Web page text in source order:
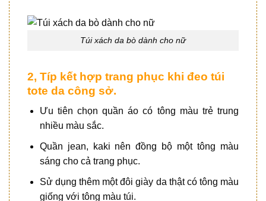
Túi xách da bò dành cho nữ
2, Típ kết hợp trang phục khi đeo túi
tote da công sở.
Ưu tiên chọn quần áo có tông màu trẻ trung
nhiều màu sắc.
Quần jean, kaki nên đồng bộ một tông màu
sáng cho cả trang phục.
Sử dụng thêm một đôi giày da thật có tông màu
giống với tông màu túi.